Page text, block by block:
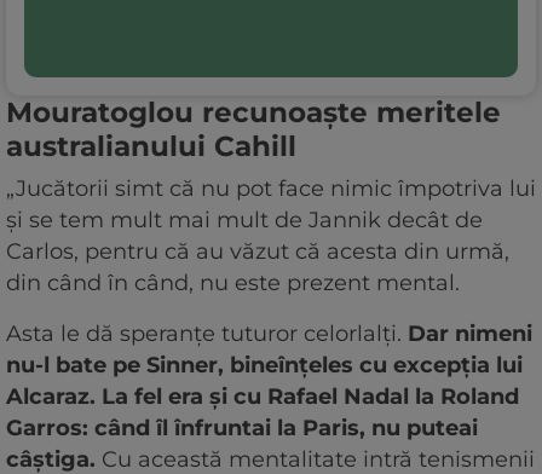
Mouratoglou recunoaște meritele
australianului Cahill
„Jucătorii simt că nu pot face nimic împotriva lui
și se tem mult mai mult de Jannik decât de
Carlos, pentru că au văzut că acesta din urmă,
din când în când, nu este prezent mental.
Asta le dă speranțe tuturor celorlalți. Dar nimeni
nu-l bate pe Sinner, bineînțeles cu excepția lui
Alcaraz. La fel era și cu Rafael Nadal la Roland
Garros: când îl înfruntai la Paris, nu puteai
câștiga. Cu această mentalitate intră tenismenii